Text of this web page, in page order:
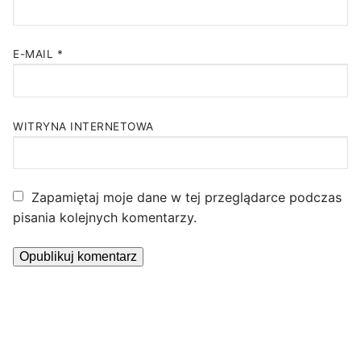
E-MAIL *
WITRYNA INTERNETOWA
Zapamiętaj moje dane w tej przeglądarce podczas
pisania kolejnych komentarzy.